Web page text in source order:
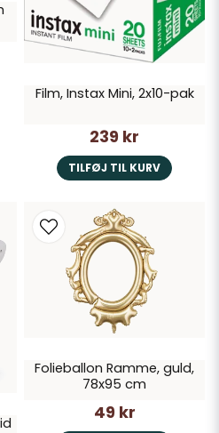
Film, Instax Mini, 2x10-pak
239 kr
TILFØJ TIL KURV
Folieballon Ramme, guld,
78x95 cm
49 kr